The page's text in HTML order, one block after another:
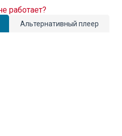
Альтернативный плеер
работает?